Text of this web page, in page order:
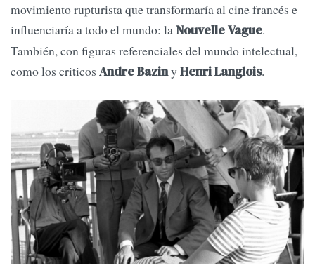
movimiento rupturista que transformaría al cine francés e
influenciaría a todo el mundo: laNouvelle Vague.
También, con figuras referenciales del mundo intelectual,
como los criticos Andre Baziny Henri Langlois.